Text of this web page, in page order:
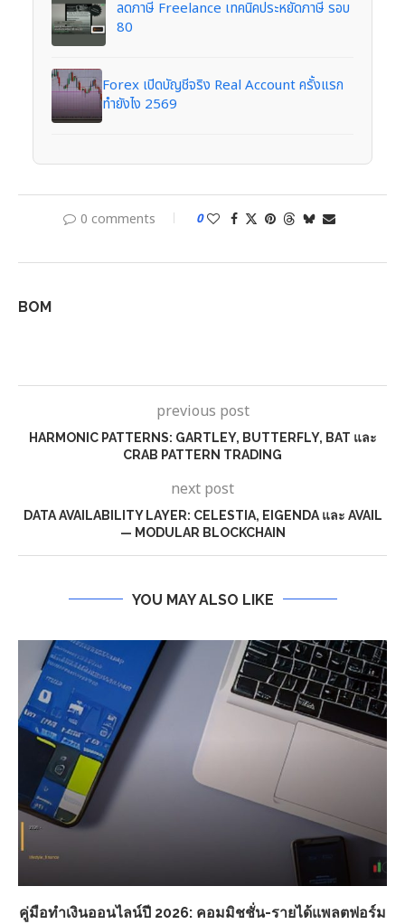
ลดภาษี Freelance เทคนิคประหยัดภาษี รอบ
80
Forex เปิดบัญชีจริง Real Account ครั้งแรก
ทำยังไง 2569
0 comments 0
BOM
previous post
HARMONIC PATTERNS: GARTLEY, BUTTERFLY, BAT และ
CRAB PATTERN TRADING
next post
DATA AVAILABILITY LAYER: CELESTIA, EIGENDA และ AVAIL
— MODULAR BLOCKCHAIN
YOU MAY ALSO LIKE
คู่มือทำเงินออนไลน์ปี 2026: คอมมิชชั่น-รายได้แพลตฟอร์ม